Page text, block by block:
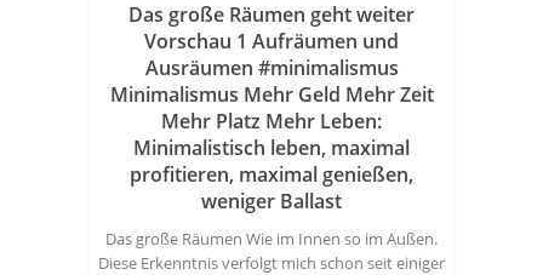
Das große Räumen geht weiter
Vorschau 1 Aufräumen und
Ausräumen #minimalismus
Minimalismus Mehr Geld Mehr Zeit
Mehr Platz Mehr Leben:
Minimalistisch leben, maximal
profitieren, maximal genießen,
weniger Ballast
Das große Räumen Wie im Innen so im Außen.
Diese Erkenntnis verfolgt mich schon seit einiger